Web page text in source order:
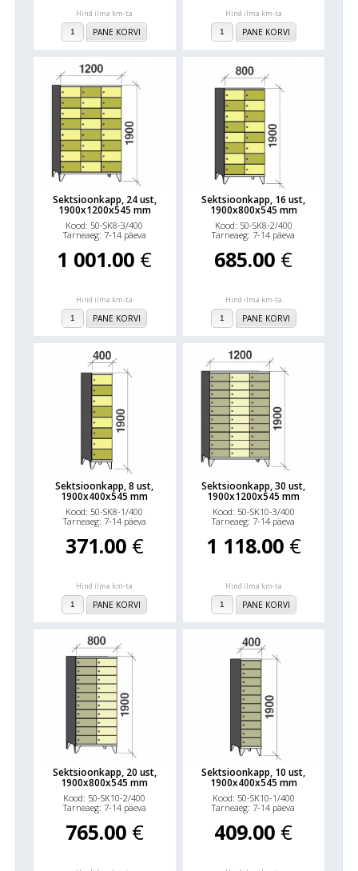
Hind ilma km-ta
PANE KORVI
Hind ilma km-ta
PANE KORVI
Sektsioonkapp, 24 ust,
1900x1200x545 mm
Kood: 50-SK8-3/400
Tarneaeg: 7-14 päeva
1 001.00 €
Hind ilma km-ta
PANE KORVI
Sektsioonkapp, 16 ust,
1900x800x545 mm
Kood: 50-SK8-2/400
Tarneaeg: 7-14 päeva
685.00 €
Hind ilma km-ta
PANE KORVI
Sektsioonkapp, 8 ust,
1900x400x545 mm
Kood: 50-SK8-1/400
Tarneaeg: 7-14 päeva
371.00 €
Hind ilma km-ta
PANE KORVI
Sektsioonkapp, 30 ust,
1900x1200x545 mm
Kood: 50-SK10-3/400
Tarneaeg: 7-14 päeva
1 118.00 €
Hind ilma km-ta
PANE KORVI
Sektsioonkapp, 20 ust,
1900x800x545 mm
Kood: 50-SK10-2/400
Tarneaeg: 7-14 päeva
765.00 €
Sektsioonkapp, 10 ust,
1900x400x545 mm
Kood: 50-SK10-1/400
Tarneaeg: 7-14 päeva
409.00 €